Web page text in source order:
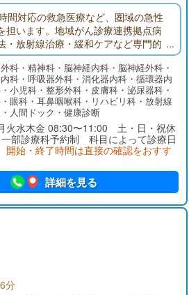
間対応の救急医療など、圏域の急性
担います。地域がん診療連携拠点病
・放射線治療・緩和ケアなど専門的
患者に対する相談支援・情報提供を
院として、紹介・逆紹介の推進、地
地域の医療従事者・地域住民に対す
科・精神科・脳神経内科・脳神経外科・
科・呼吸器外科・消化器内科・循環器内
小児科・整形外科・皮膚科・泌尿器科・
眼科・耳鼻咽喉科・リハビリ科・放射線
人間ドック・健康診断
水木金 08:30〜11:00 土・日・祝休
部診療科予約制 科目によって診療日
開始・終了時間は直接の確認をおすす
詳細を見る
分